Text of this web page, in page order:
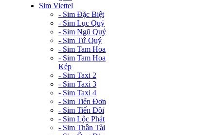
Sim Viettel
- Sim Đặc Biệt
- Sim Lục Quý
- Sim Ngũ Quý
- Sim Tứ Quý
- Sim Tam Hoa
- Sim Tam Hoa
Kép
- Sim Taxi 2
- Sim Taxi 3
- Sim Taxi 4
- Sim Tiến Đơn
- Sim Tiến Đôi
- Sim Lộc Phát
- Sim Thần Tài